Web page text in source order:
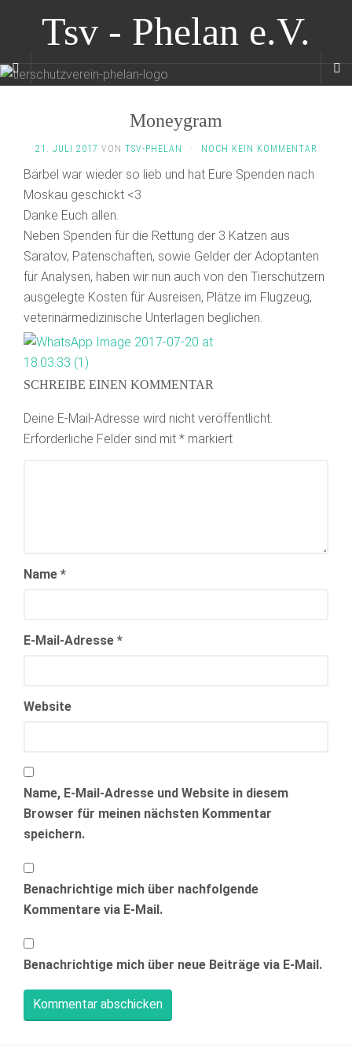
Tsv - Phelan e.V.
Moneygram
21. JULI 2017 VON TSV-PHELAN · NOCH KEIN KOMMENTAR
Bärbel war wieder so lieb und hat Eure Spenden nach
Moskau geschickt <3
Danke Euch allen.
Neben Spenden für die Rettung der 3 Katzen aus
Saratov, Patenschaften, sowie Gelder der Adoptanten
für Analysen, haben wir nun auch von den Tierschützern
ausgelegte Kosten für Ausreisen, Plätze im Flugzeug,
veterinärmedizinische Unterlagen beglichen.
SCHREIBE EINEN KOMMENTAR
Deine E-Mail-Adresse wird nicht veröffentlicht.
Erforderliche Felder sind mit * markiert
Name *
E-Mail-Adresse *
Website
Name, E-Mail-Adresse und Website in diesem
Browser für meinen nächsten Kommentar
speichern.
Benachrichtige mich über nachfolgende
Kommentare via E-Mail.
Benachrichtige mich über neue Beiträge via E-Mail.